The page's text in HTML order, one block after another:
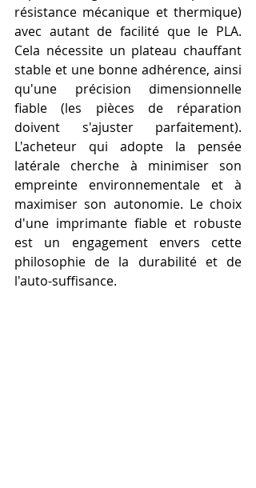
résistance mécanique et thermique)
avec autant de facilité que le PLA.
Cela nécessite un plateau chauffant
stable et une bonne adhérence, ainsi
qu'une précision dimensionnelle
fiable (les pièces de réparation
doivent s'ajuster parfaitement).
L'acheteur qui adopte la pensée
latérale cherche à minimiser son
empreinte environnementale et à
maximiser son autonomie. Le choix
d'une imprimante fiable et robuste
est un engagement envers cette
philosophie de la durabilité et de
l'auto-suffisance.